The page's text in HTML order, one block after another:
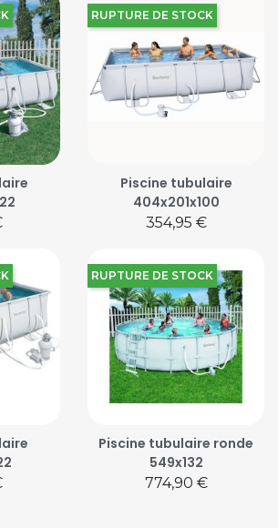
Piscine tubulaire
404x201x100
Prix
354,95 €
RUPTURE DE STOCK
Piscine tubulaire ronde
549x132
Prix
774,90 €
RUPTURE DE STOCK